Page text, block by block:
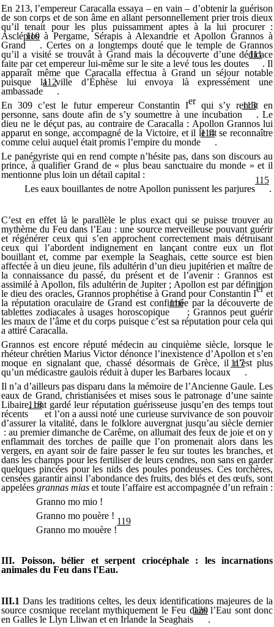
En 213, l’empereur Caracalla essaya – en vain – d’obtenir la guérison
de son corps et de son âme en allant personnellement prier trois dieux
qu’il tenait pour les plus puissamment aptes à la lui procurer :
Asclépios à Pergame, Sérapis à Alexandrie et Apollon Grannos à
Grand
110
. Certes on a longtemps douté que le temple de Grannos
qu’il a visité se trouvât à Grand mais la découverte d’une dédicace
faite par cet empereur lui-même sur le site a levé tous les doutes
111
. Il
apparaît même que Caracalla effectua à Grand un séjour notable
puisque la ville d’Éphèse lui envoya là expressément une
ambassade
112
.
En 309 c’est le futur empereur Constantin Ier qui s’y rendit en
personne, sans doute afin de s’y soumettre à une incubation
113
. Le
dieu ne le déçut pas, au contraire de Caracalla : Apollon Grannos lui
apparut en songe, accompagné de la Victoire, et il le fit se reconnaître
comme celui auquel était promis l’empire du monde
114
.
Le panégyriste qui en rend compte n’hésite pas, dans son discours au
prince, à qualifier Grand de « plus beau sanctuaire du monde » et il
mentionne plus loin un détail capital :
Les eaux bouillantes de notre Apollon punissent les parjures
115
.
C’est en effet là le parallèle le plus exact qui se puisse trouver au
mythème du Feu dans l’Eau : une source merveilleuse pouvant guérir
et régénérer ceux qui s’en approchent correctement mais détruisant
ceux qui l’abordent indignement en lançant contre eux un flot
bouillant et, comme par exemple la Seaghais, cette source est bien
affectée à un dieu jeune, fils adultérin d’un dieu jupitérien et maître de
la connaissance du passé, du présent et de l’avenir : Grannos est
assimilé à Apollon, fils adultérin de Jupiter ; Apollon est par définition
le dieu des oracles, Grannos prophétise à Grand pour Constantin Ier et
la réputation oraculaire de Grand est confirmée par la découverte de
tablettes zodiacales à usages horoscopique
116
; Grannos peut guérir
les maux de l’âme et du corps puisque c’est sa réputation pour cela qui
a attiré Caracalla.
Grannos est encore réputé médecin au cinquième siècle, lorsque le
rhéteur chrétien Marius Victor dénonce l’inexistence d’Apollon et s’en
moque en signalant que, chassé désormais de Grèce, il n’est plus
qu’un médicastre gaulois réduit à duper les Barbares locaux
117
.
Il n’a d’ailleurs pas disparu dans la mémoire de l’Ancienne Gaule. Les
eaux de Grand, christianisées et mises sous le patronage d’une sainte
Libaire, ont gardé leur réputation guérisseuse jusqu’en des temps tout
récents
118
et l’on a aussi noté une curieuse survivance de son pouvoir
d’assurer la vitalité, dans le folklore auvergnat jusqu’au siècle dernier
: au premier dimanche de Carême, on allumait des feux de joie et on y
enflammait des torches de paille que l’on promenait alors dans les
vergers, en ayant soir de faire passer le feu sur toutes les branches, et
dans les champs pour les fertiliser de leurs cendres, non sans en garder
quelques pincées pour les nids des poules pondeuses. Ces torchères,
censées garantir ainsi l’abondance des fruits, des blés et des œufs, sont
appelées grannas mias et toute l’affaire est accompagnée d’un refrain :
Granno mo mio !
Granno mo pouère !
Granno mo mouère !
119
III. Poisson, bélier et serpent criocéphale : les incarnations
animales du Feu dans l'Eau.
III.1 Dans les traditions celtes, les deux identifications majeures de la
source cosmique recelant mythiquement le Feu dans l’Eau sont donc
en Galles le Llyn Lliwan et en Irlande la Seaghais
120
.